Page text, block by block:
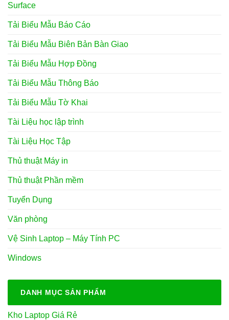
Surface
Tải Biểu Mẫu Báo Cáo
Tải Biểu Mẫu Biên Bản Bàn Giao
Tải Biểu Mẫu Hợp Đồng
Tải Biểu Mẫu Thông Báo
Tải Biểu Mẫu Tờ Khai
Tài Liệu học lập trình
Tài Liệu Học Tập
Thủ thuật Máy in
Thủ thuật Phần mềm
Tuyển Dụng
Văn phòng
Vệ Sinh Laptop – Máy Tính PC
Windows
DANH MỤC SẢN PHẨM
Kho Laptop Giá Rẻ